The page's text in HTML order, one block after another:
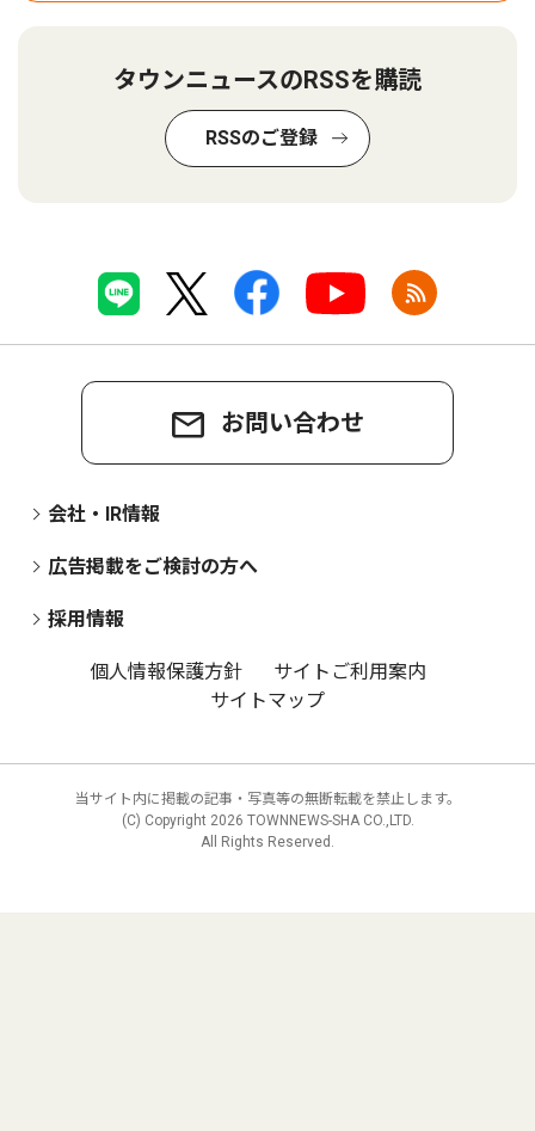
タウンニュースのRSSを購読
RSSのご登録
お問い合わせ
会社・IR情報
広告掲載をご検討の方へ
採用情報
個人情報保護方針
サイトご利用案内
サイトマップ
当サイト内に掲載の記事・写真等の無断転載を禁止します。
(C) Copyright 2026 TOWNNEWS-SHA CO.,LTD.
All Rights Reserved.